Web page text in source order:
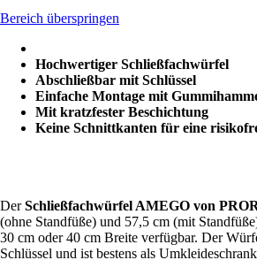
Bereich überspringen
Hochwertiger Schließfachwürfel
Abschließbar mit Schlüssel
Einfache Montage mit
Mit kratzfester Beschichtung
Keine Schnittkanten für eine
DerSchließfachwürfel AMEGO von
(ohne Standfüße) und 57,5 cm (mit
30 cm oder 40 cm Breite verfügbar. Der
Schlüssel und ist bestens als